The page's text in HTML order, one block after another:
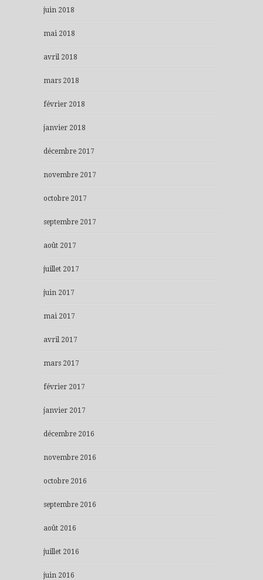
juin 2018
mai 2018
avril 2018
mars 2018
février 2018
janvier 2018
décembre 2017
novembre 2017
octobre 2017
septembre 2017
août 2017
juillet 2017
juin 2017
mai 2017
avril 2017
mars 2017
février 2017
janvier 2017
décembre 2016
novembre 2016
octobre 2016
septembre 2016
août 2016
juillet 2016
juin 2016